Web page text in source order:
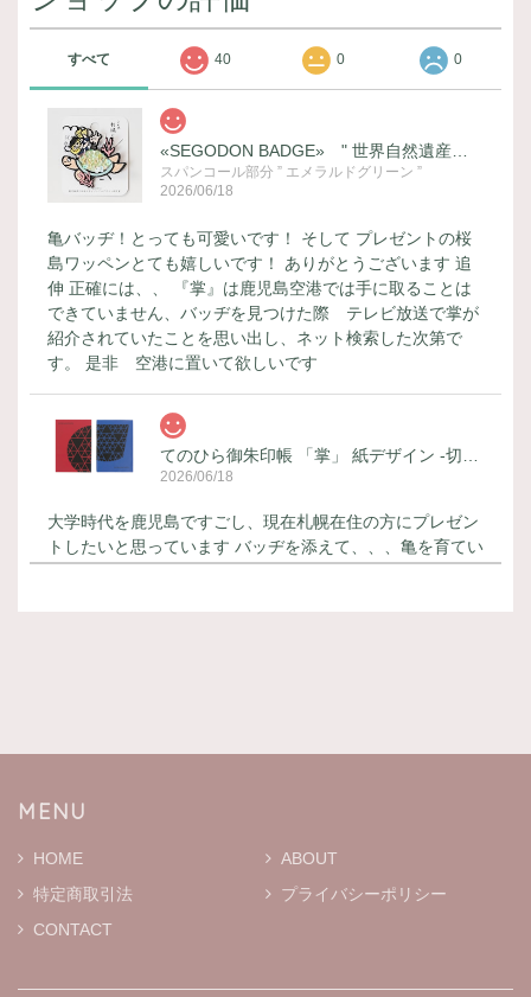
すべて 40 0 0
スパンコール部分 ” エメラルドグリーン ”
2026/06/18
亀バッヂ！とっても可愛いです！ そして プレゼントの桜
島ワッペンとても嬉しいです！ ありがとうございます 追
伸 正確には、、 『掌』は鹿児島空港では手に取ることは
できていません、バッヂを見つけた際 テレビ放送で掌が
紹介されていたことを思い出し、ネット検索した次第で
す。 是非 空港に置いて欲しいです
2026/06/18
大学時代を鹿児島ですごし、現在札幌在住の方にプレゼン
トしたいと思っています バッヂを添えて、、、亀を育てい
本日届きました 丁寧なメッセージカードが添えてあり と
はとても可愛らしいです 大切に使います
二宮こずえさんがYouTubeでファンの方からいただいたと
MENU
HOME
ABOUT
特定商取引法
プライバシーポリシー
CONTACT